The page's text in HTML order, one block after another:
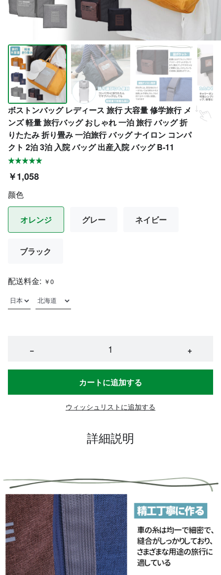
ボストンバッグ レディース 旅行 大容量 修学旅行 メ
ンズ 軽量 旅行バッグ おしゃれ 一泊 旅行 バッグ 折
りたたみ 折り畳み 一泊旅行 バッグ ナイロン コンパ
クト 2泊 3泊 入院 バッグ 出産入院 バッグ B-11
￥1,058
颜色
オレンジ グレー ネイビー
ブラック
配送料金: ￥0
− +
カートに追加する
ウィッシュリストに追加する
詳細説明